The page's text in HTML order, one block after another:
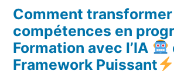
Comment
compétences en
Formation avec l’IA
Framework Puissant